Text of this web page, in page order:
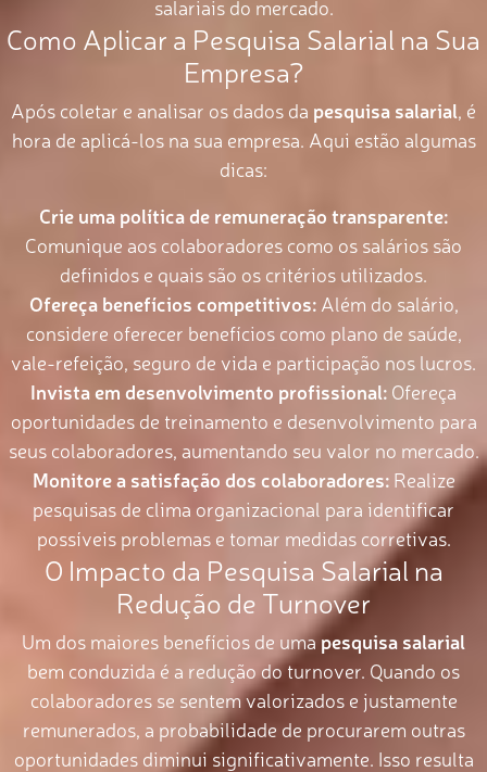
salariais do mercado.
Como Aplicar a Pesquisa Salarial na Sua
Empresa?
Após coletar e analisar os dados da pesquisa salarial , é
hora de aplicá-los na sua empresa. Aqui estão algumas
dicas:
Crie uma política de remuneração transparente:
Comunique aos colaboradores como os salários são
definidos e quais são os critérios utilizados.
Ofereça benefícios competitivos:Além do salário,
considere oferecer benefícios como plano de saúde,
vale-refeição, seguro de vida e participação nos lucros.
Invista em desenvolvimento profissional: Ofereça
oportunidades de treinamento e desenvolvimento para
seus colaboradores, aumentando seu valor no mercado.
Monitore a satisfação dos colaboradores:Realize
pesquisas de clima organizacional para identificar
possíveis problemas e tomar medidas corretivas.
O Impacto da Pesquisa Salarial na
Redução de Turnover
Um dos maiores benefícios de umapesquisa salarial
bem conduzida é a redução do turnover. Quando os
colaboradores se sentem valorizados e justamente
remunerados, a probabilidade de procurarem outras
oportunidades diminui significativamente. Isso resulta